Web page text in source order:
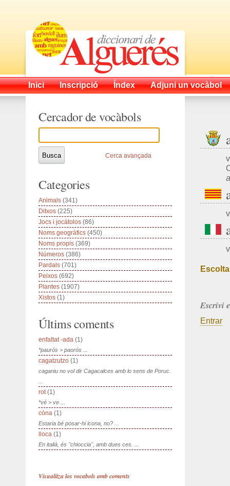
Inici Inscripció Índex Adjuni un vocàbol
Escrivi
Entrar
Cercador de vocàbols
Cerca avançada
Categories
Animals (341)
Ditxos (225)
Jocs i jocàtolos (86)
Noms geogràfics (450)
Noms propis (369)
Números (386)
Pardals (701)
Peixos (692)
Plantes (1907)
Xistos (1)
Últims coments
enfaltat -ada (1)
*paurós > paorós ...
cagatzutzo (1)
caganiu no vol dir Cagacalces amb lo sens de Poruc.
rot(1)
*vé > ve ...
còna (1)
Estaria bé posar-hi icona, no? ...
lloca (1)
En italià, és "chioccia", amb dues ces. ...
Visualitza los vocabols amb coments